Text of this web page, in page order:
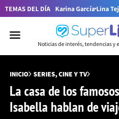
TEMAS DEL DÍA Karina García Lina
Noticias de interés, tendencias
INICIO SERIES, CINE Y TV
La casa de los
Isabella hablan de